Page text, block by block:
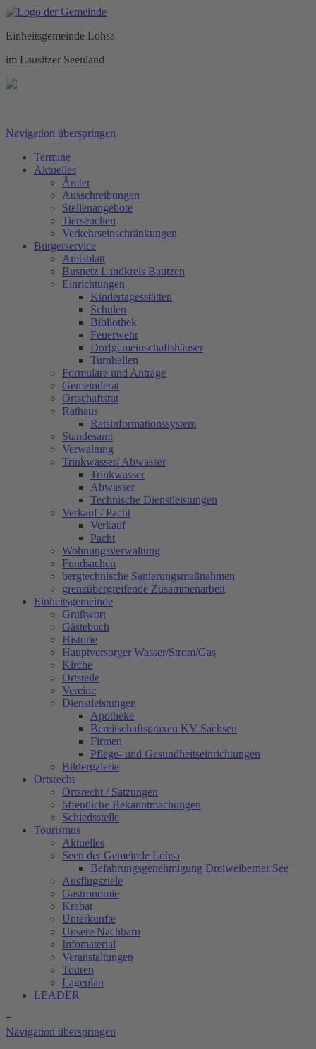
Einheitsgemeinde Lohsa
im Lausitzer Seenland
Navigation überspringen
Termine
Aktuelles
Ämter
Ausschreibungen
Stellenangebote
Tierseuchen
Verkehrseinschränkungen
Bürgerservice
Amtsblatt
Busnetz Landkreis Bautzen
Einrichtungen
Kindertagesstätten
Schulen
Bibliothek
Feuerwehr
Dorfgemeinschaftshäuser
Turnhallen
Formulare und Anträge
Gemeinderat
Ortschaftsrat
Rathaus
Ratsinformationssystem
Standesamt
Verwaltung
Trinkwasser/ Abwasser
Trinkwasser
Abwasser
Technische Dienstleistungen
Verkauf / Pacht
Verkauf
Pacht
Wohnungsverwaltung
Fundsachen
bergtechnische Sanierungsmaßnahmen
grenzübergreifende Zusammenarbeit
Einheitsgemeinde
Grußwort
Gästebuch
Historie
Hauptversorger Wasser/Strom/Gas
Kirche
Ortsteile
Vereine
Dienstleistungen
Apotheke
Bereitschaftspraxen KV Sachsen
Firmen
Pflege- und Gesundheitseinrichtungen
Bildergalerie
Ortsrecht
Ortsrecht / Satzungen
öffentliche Bekanntmachungen
Schiedsstelle
Tourismus
Aktuelles
Seen der Gemeinde Lohsa
Befahrungsgenehmigung Dreiweiberner See
Ausflugsziele
Gastronomie
Krabat
Unterkünfte
Unsere Nachbarn
Infomaterial
Veranstaltungen
Touren
Lageplan
LEADER
≡
Navigation überspringen